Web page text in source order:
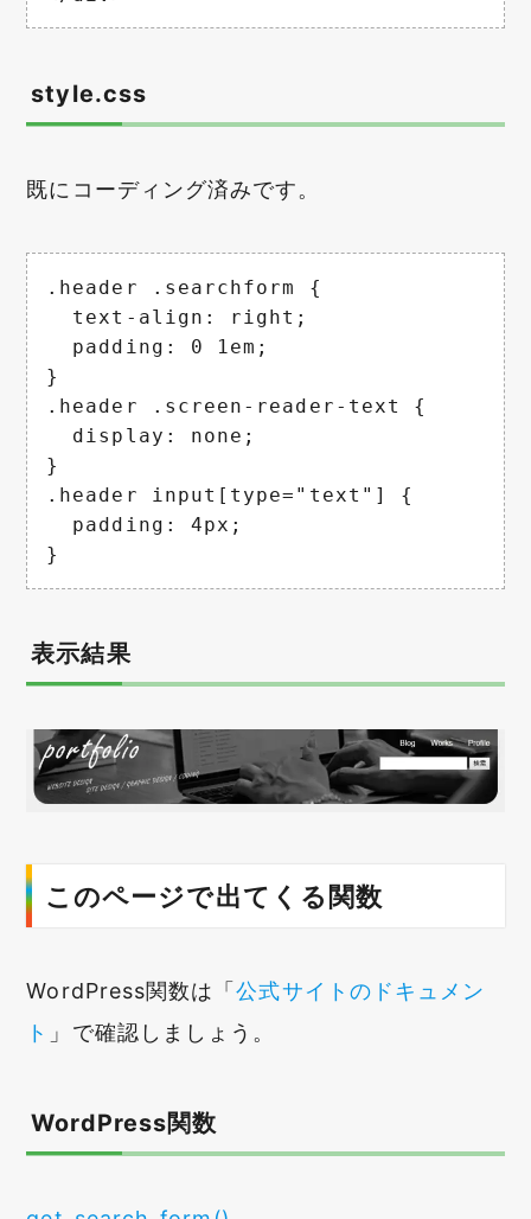
style.css
既にコーディング済みです。
.header .searchform {
  text-align: right;
  padding: 0 1em;
}
.header .screen-reader-text {
  display: none;
}
.header input[type="text"] {
  padding: 4px;
}
表示結果
このページで出てくる関数
WordPress関数は「公式サイトのドキュメン
ト 」で確認しましょう。
WordPress関数